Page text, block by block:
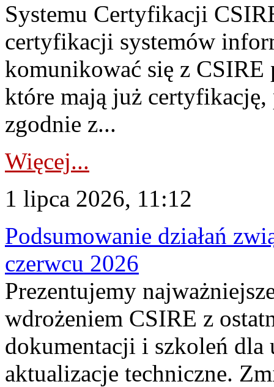
Systemu Certyfikacji
certyfikacji systemów
komunikować się z
które mają już
zgodnie z...
Więcej...
1 lipca 2026, 11:12
Podsumowanie działań
czerwcu 2026
Prezentujemy
wdrożeniem CSIRE z
dokumentacji i szkoleń
aktualizacje techniczne.